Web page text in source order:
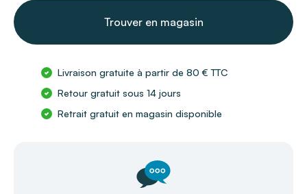
Trouver en magasin
Livraison gratuite à partir de 80 € TTC
Retour gratuit sous 14 jours
Retrait gratuit en magasin disponible